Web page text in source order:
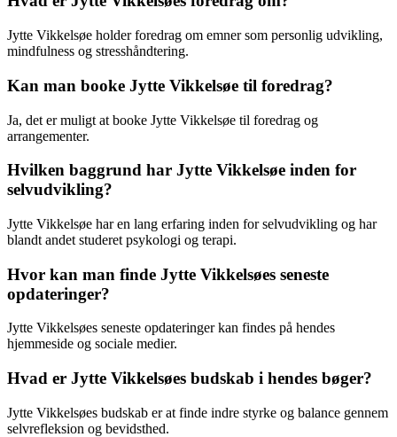
Jytte Vikkelsøe holder foredrag om emner som personlig udvikling,
mindfulness og stresshåndtering.
Kan man booke Jytte Vikkelsøe til foredrag?
Ja, det er muligt at booke Jytte Vikkelsøe til foredrag og
arrangementer.
Hvilken baggrund har Jytte Vikkelsøe inden for
selvudvikling?
Jytte Vikkelsøe har en lang erfaring inden for selvudvikling og har
blandt andet studeret psykologi og terapi.
Hvor kan man finde Jytte Vikkelsøes seneste
opdateringer?
Jytte Vikkelsøes seneste opdateringer kan findes på hendes
hjemmeside og sociale medier.
Hvad er Jytte Vikkelsøes budskab i hendes bøger?
Jytte Vikkelsøes budskab er at finde indre styrke og balance gennem
selvrefleksion og bevidsthed.